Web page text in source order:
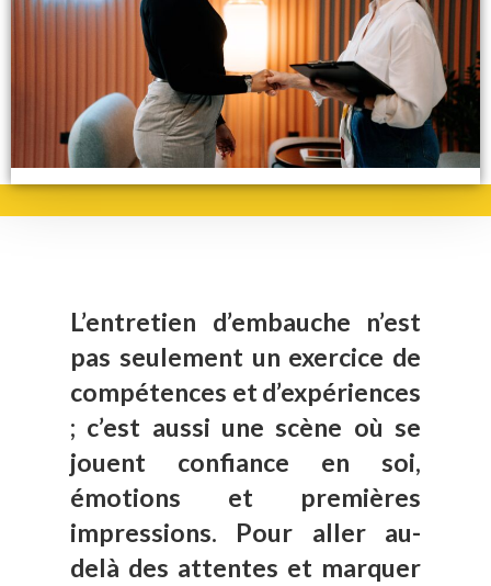
L’entretien d’embauche n’est
pas seulement un exercice de
compétences et d’expériences
; c’est aussi une scène où se
jouent confiance en soi,
émotions et premières
impressions. Pour aller au-
delà des attentes et marquer